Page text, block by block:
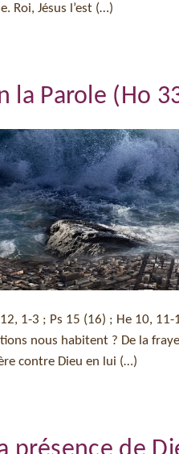
Roi, Jésus l’est (…)
la Parole (Ho
1-3 ; Ps 15 (16) ; He 10,
nous habitent ? De la
contre Dieu en lui (…)